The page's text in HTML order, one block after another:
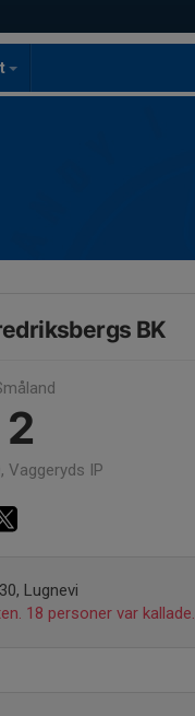
BK
Vaggeryds IP
Lugnevi
18 personer var kallade.